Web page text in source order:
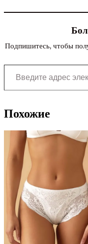
Подпишитесь, чтобы
Введите адрес электронной почты…
Похожие